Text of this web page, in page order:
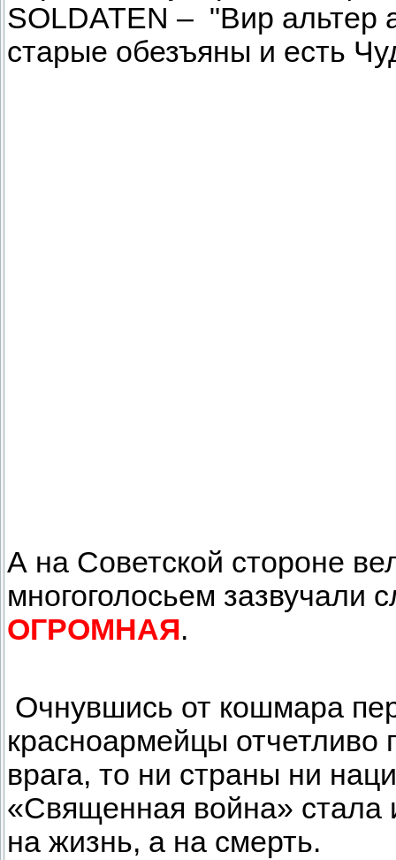
SOLDATEN – "Вир
старые обезъяны и есть
А на Советской стороне
многоголосьем зазвучали
ОГРОМНАЯ.
Очнувшись от кошмара
красноармейцы отчетливо
врага, то ни страны ни
«Священная война» стала
на жизнь, а на смерть.